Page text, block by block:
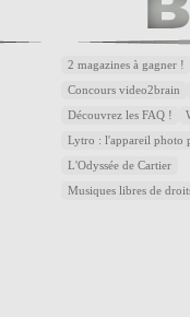
2 magazines à gagner !
Concours video2brain
Découvrez les FAQ !
Lytro : l'appareil photo
L'Odyssée de Cartier
Musiques libres de